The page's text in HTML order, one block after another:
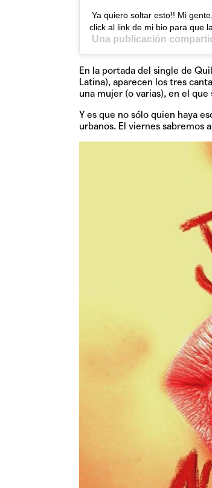
Ya quiero soltar esto!! Mi
click al link de mi bio para que
Una publicación
En la portada del single de
Latina), aparecen los tres
una mujer (o varias), en el que
Y es que no sólo quien haya
urbanos. El viernes sabremos